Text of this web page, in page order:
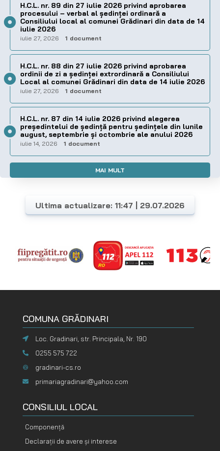
H.C.L. nr. 89 din 27 iulie 2026 privind aprobarea
procesului – verbal al şedinţei ordinară a
Consiliului local al comunei Grădinari din data de 14
iulie 2026
iulie 27, 2026 1 document
H.C.L. nr. 88 din 27 iulie 2026 privind aprobarea
ordinii de zi a şedinţei extrordinară a Consiliului
Local al comunei Grădinari din data de 14 iulie 2026
iulie 27, 2026 1 document
H.C.L. nr. 87 din 14 iulie 2026 privind alegerea
preşedintelui de şedinţă pentru ședințele din lunile
august, septembrie și octombrie ale anului 2026
iulie 14, 2026 1 document
MAI MULT
Ultima actualizare: 11:47 | 29.07.2026
COMUNA GRĂDINARI
Loc. Gradinari, str. Principala, Nr. 190
0255 575 722
gradinari-cs.ro
primariagradinari@yahoo.com
CONSILIUL LOCAL
Componență
Declarații de avere și interese